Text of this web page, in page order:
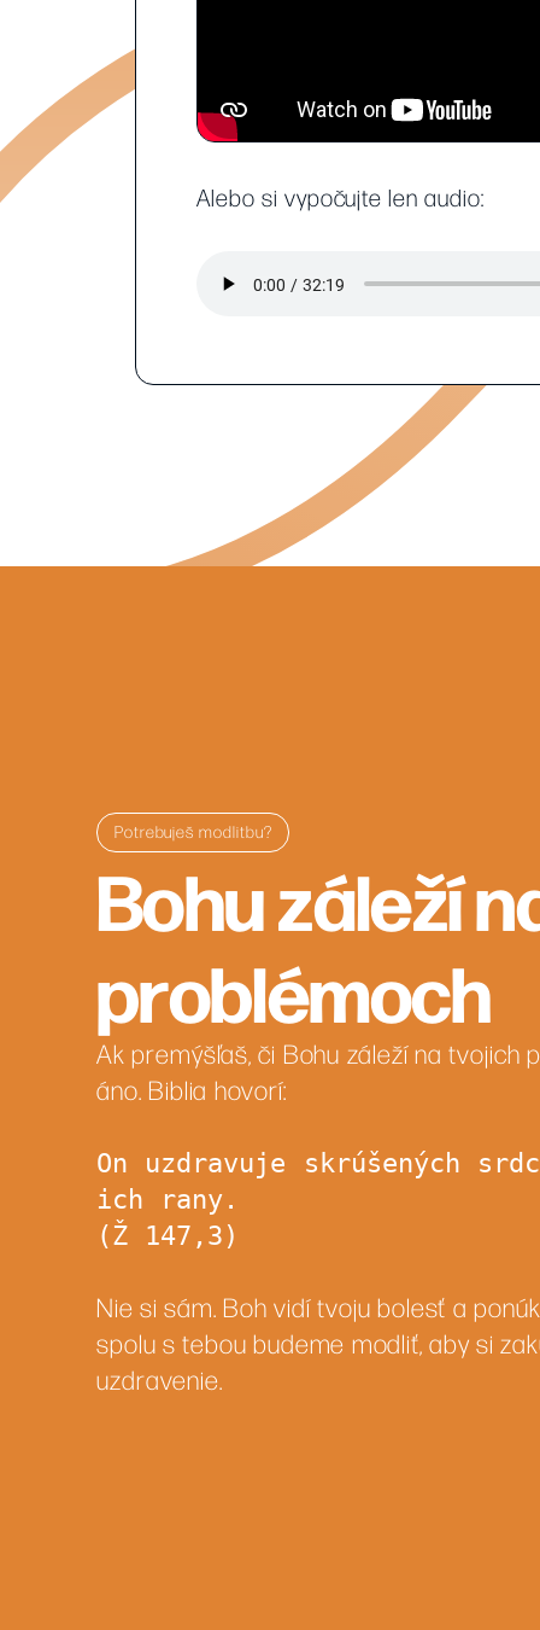
Alebo si vypočujte len audio:
Potrebuješ modlitbu?
Bohu záleží
problémoch
Ak premýšľaš, či Bohu záleží na tvojich
áno. Biblia hovorí:
On uzdravuje skrúšených
ich rany.
(Ž 147,3)
Nie si sám. Boh vidí tvoju bolesť a
spolu s tebou budeme modliť, aby si
uzdravenie.